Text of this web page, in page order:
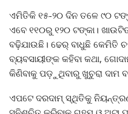
ଏମିତିକି ୧୫-୨୦ ଦିନ ତଳେ ୯୦
ଏବେ ୧୧୦ରୁ ୧୨୦ ଟଙ୍କା।
ବଢ଼ିଯାଉଛି। ଢେର୍ ବାଧୁଛି କେମିତି
ବ୍ୟବସାୟୀଙ୍କ କହିବା କଥା,
କିଣିବାକୁ ପଡ଼ୁଥିବାରୁ ଖୁଚୁରା ଦାମ
ଏପଟେ ଦରଦାମ୍ ସ୍ଥିତିକୁ